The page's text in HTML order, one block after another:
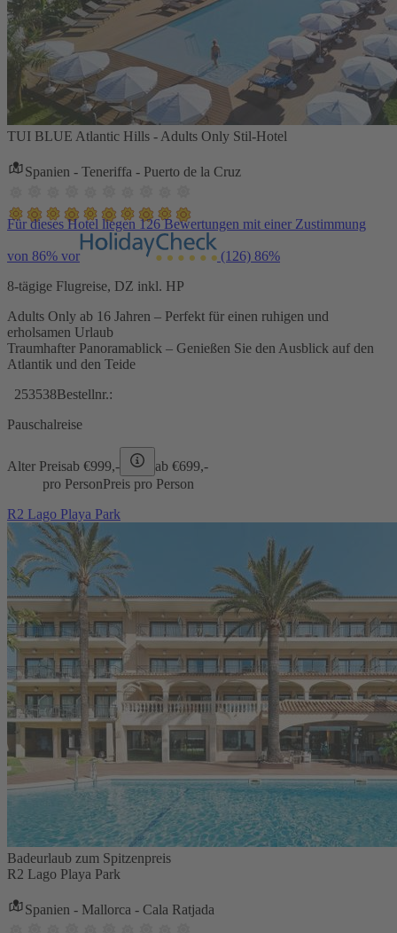
TUI BLUE Atlantic Hills - Adults Only Stil-Hotel
Spanien - Teneriffa - Puerto de la Cruz
Für dieses Hotel liegen 126 Bewertungen mit einer Zustimmung
von 86% vor (126) 86%
8-tägige Flugreise, DZ inkl. HP
Adults Only ab 16 Jahren – Perfekt für einen ruhigen und
erholsamen Urlaub
Traumhafter Panoramablick – Genießen Sie den Ausblick auf den
Atlantik und den Teide
253538Bestellnr.:
Pauschalreise
Alter Preisab €999,- ab €699,-
pro PersonPreis pro Person
R2 Lago Playa Park
Badeurlaub zum Spitzenpreis
R2 Lago Playa Park
Spanien - Mallorca - Cala Ratjada